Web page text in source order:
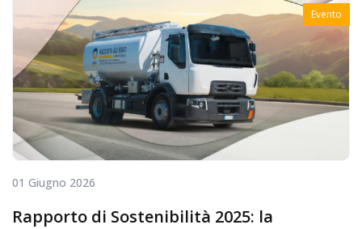
Evento
01 Giugno 2026
Rapporto di Sostenibilità 2025: la